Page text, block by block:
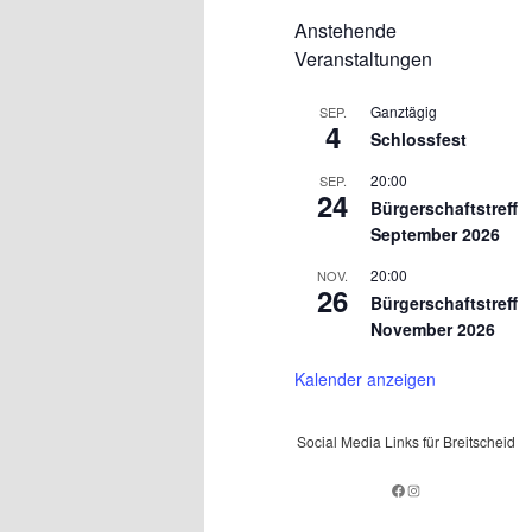
Anstehende
Veranstaltungen
SEP.
4
Ganztägig
Schlossfest
SEP.
24
20:00
Bürgerschaftstreff
September 2026
NOV.
26
20:00
Bürgerschaftstreff
November 2026
Kalender anzeigen
Social Media Links für Breitscheid
Facebook
Instagram